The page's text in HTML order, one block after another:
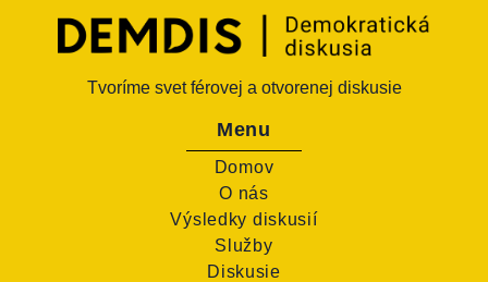
Tvoríme svet férovej a otvorenej diskusie
Menu
Domov
O nás
Výsledky diskusií
Služby
Diskusie